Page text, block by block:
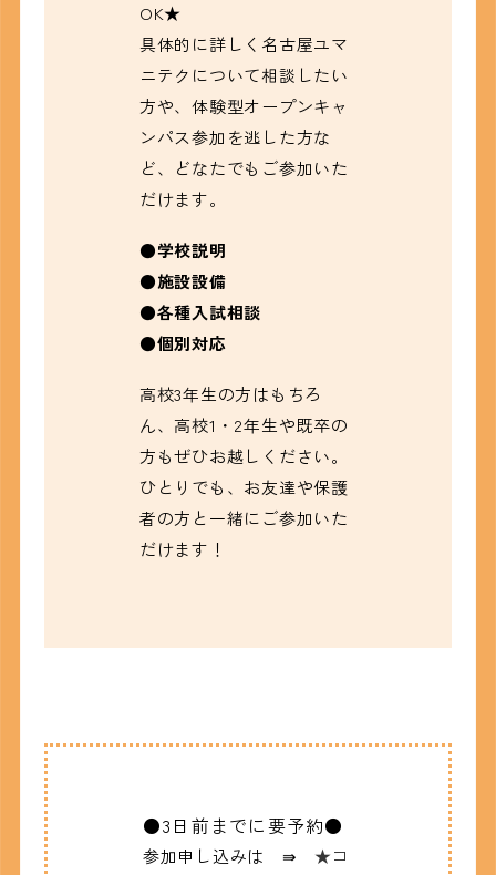
OK★
具体的に詳しく名古屋ユマ
ニテクについて相談したい
方や、体験型オープンキャ
ンパス参加を逃した方な
ど、どなたでもご参加いた
だけます。
●学校説明
●施設設備
●各種入試相談
●個別対応
高校3年生の方はもちろ
ん、高校1・2年生や既卒の
方もぜひお越しください。
ひとりでも、お友達や保護
者の方と一緒にご参加いた
だけます！
●3日前までに要予約●
参加申し込みは ⇛★コ